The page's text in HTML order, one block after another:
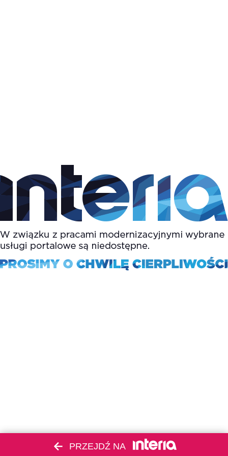
PRZEJDŹ NA